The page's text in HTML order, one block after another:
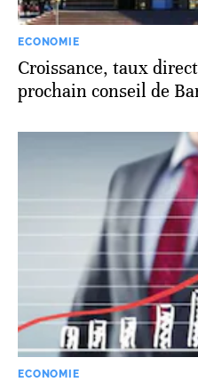
ECONOMIE
Croissance, taux
prochain conseil de
ECONOMIE